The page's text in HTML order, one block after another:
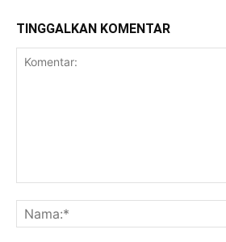
TINGGALKAN KOMENTAR